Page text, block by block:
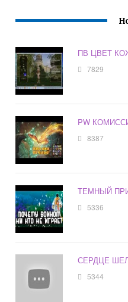
ПВ ЦВЕТ
7829
PW
8387
ТЕМНЫЙ
5336
СЕРДЦЕ
5344